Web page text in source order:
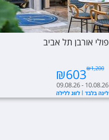
פולי אורבן תל אביב
₪603₪1,200
לינה בלבד לזוג ללילה
09.08.26 - 10.08.26